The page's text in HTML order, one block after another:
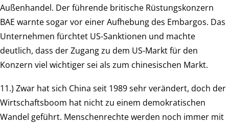
Außenhandel. Der führende britische Rüstungskonzern
BAE warnte sogar vor einer Aufhebung des Embargos. Das
Unternehmen fürchtet US-Sanktionen und machte
deutlich, dass der Zugang zu dem US-Markt für den
Konzern viel wichtiger sei als zum chinesischen Markt.
11.) Zwar hat sich China seit 1989 sehr verändert, doch der
Wirtschaftsboom hat nicht zu einem demokratischen
Wandel geführt. Menschenrechte werden noch immer mit